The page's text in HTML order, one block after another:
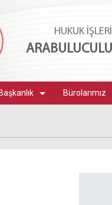
HUKUK
Başkanlık Bürolarımız